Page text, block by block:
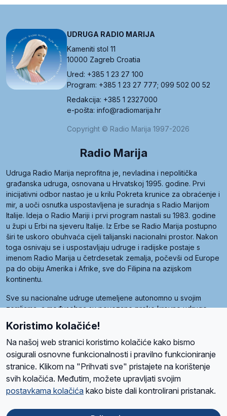
UDRUGA RADIO MARIJA
Kameniti stol 11
10000 Zagreb Croatia
Ured: +385 1 23 27 100
Program: +385 1 23 27 777; 099 502 00 52
Redakcija: +385 1 2327000
e-pošta: info@radiomarija.hr
Copyright © Radio Marija 1997-2026
Radio Marija
Udruga Radio Marija neprofitna je, nevladina i nepolitička
građanska udruga, osnovana u Hrvatskoj 1995. godine. Prvi
inicijativni odbor nastao je u krilu Pokreta krunice za obraćenje i
mir, a uoči osnutka uspostavljena je suradnja s Radio Marijom
Italije. Ideja o Radio Mariji i prvi program nastali su 1983. godine
u župi u Erbi na sjeveru Italije. Iz Erbe se Radio Marija postupno
širi te uskoro obuhvaća cijeli talijanski nacionalni prostor. Nakon
toga osnivaju se i uspostavljaju udruge i radijske postaje s
imenom Radio Marija u četrdesetak zemalja, počevši od Europe
pa do obiju Amerika i Afrike, sve do Filipina na azijskom
kontinentu.
Sve su nacionalne udruge utemeljene autonomno u svojim
zemljama, a međusobna su povezane preko krovne udruge
Radio Maria). Svjetsku obitelj utemeljilo je sedam članica, među
kojima je i hrvatska Udruga Radio Marija.
O namaRadio ProgramVolonteriPrijateljiKontaktPravila privatnosti
Ova stranica je zaštićena Google reCAPTCHA sustavom
Koristimo kolačiće!
Na našoj web stranici koristimo kolačiće kako bismo
osigurali osnovne funkcionalnosti i pravilno funkcioniranje
stranice. Klikom na "Prihvati sve" pristajete na korištenje
svih kolačića. Međutim, možete upravljati svojim
postavkama kolačića kako biste dali kontrolirani pristanak.